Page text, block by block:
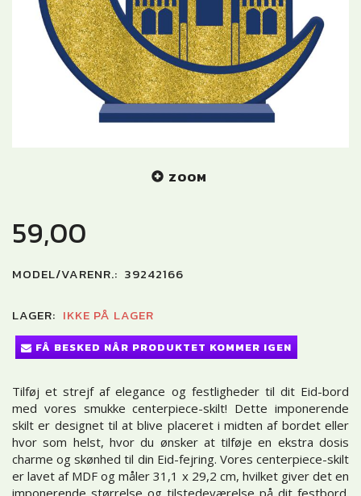
ZOOM
59,00
MODEL/VARENR.: 39242166
LAGER: IKKE PÅ LAGER
FÅ BESKED NÅR PRODUKTET KOMMER IGEN
Tilføj et strejf af elegance og festligheder til dit Eid-bord
med vores smukke centerpiece-skilt! Dette imponerende
skilt er designet til at blive placeret i midten af bordet eller
hvor som helst, hvor du ønsker at tilføje en ekstra dosis
charme og skønhed til din Eid-fejring. Vores centerpiece-skilt
er lavet af MDF og måler 31,1 x 29,2 cm, hvilket giver det en
imponerende størrelse og tilstedeværelse på dit festbord.